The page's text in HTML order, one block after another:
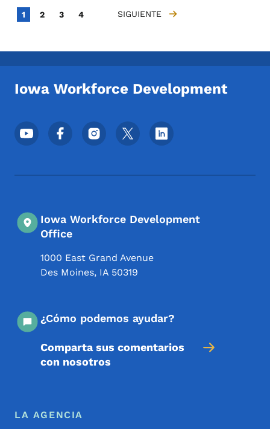
Paginación
Página actual
1 Página
2 Página
3 Página
4 PÁGINA SIGUIENTE
SIGUIENTE
Iowa Workforce Development
Menú de redes sociales del pie de página
Iowa Workforce Development
Office
1000 East Grand Avenue
Des Moines, IA 50319
¿Cómo podemos ayudar?
Comparta sus comentarios
con nosotros
Menú de pie de página
Footer
LA AGENCIA